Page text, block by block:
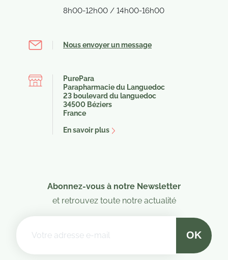
8h00-12h00 / 14h00-16h00
Nous envoyer un message
PurePara
Parapharmacie du Languedoc
23 boulevard du languedoc
34500 Béziers
France
En savoir plus
Abonnez-vous à notre Newsletter
et retrouvez toute notre actualité